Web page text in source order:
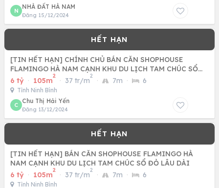
N
NHÀ ĐẤT HÀ NAM
Đăng 15/12/2024
[TIN HẾT HẠN] CHÍNH CHỦ BÁN CĂN SHOPHOUSE
FLAMINGO HÀ NAM CẠNH KHU DU LỊCH TAM CHÚC SỔ
ĐỎ LÂU DÀI
6 tỷ · 105m
2
· 37 tr/m
2
· 7m · 6
Tỉnh Ninh Bình
C
Chu Thị Hải Yến
Đăng 13/12/2024
[TIN HẾT HẠN] BÁN CĂN SHOPHOUSE FLAMINGO HÀ
NAM CẠNH KHU DU LỊCH TAM CHÚC SỔ ĐỎ LÂU DÀI
6 tỷ · 105m
2
· 37 tr/m
2
· 7m · 6
Tỉnh Ninh Bình